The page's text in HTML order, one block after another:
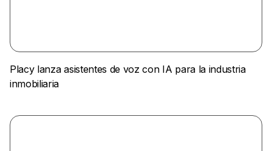
Placy lanza asistentes de voz con IA para la industria
inmobiliaria